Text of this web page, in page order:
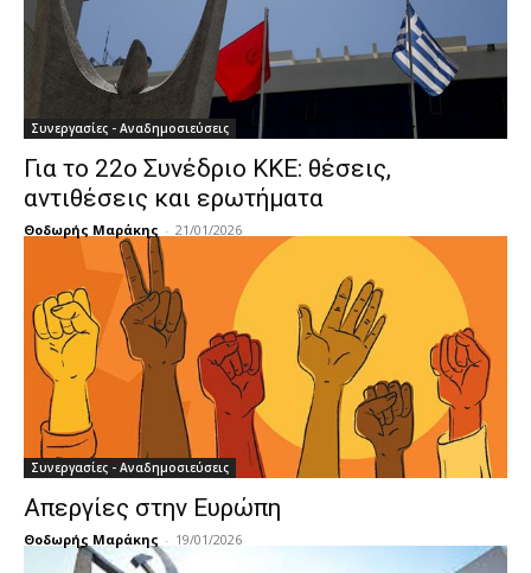
Συνεργασίες - Αναδημοσιεύσεις
Για το 22ο Συνέδριο ΚΚΕ: θέσεις,
αντιθέσεις και ερωτήματα
Θοδωρής Μαράκης - 21/01/2026
Συνεργασίες - Αναδημοσιεύσεις
Απεργίες στην Ευρώπη
Θοδωρής Μαράκης - 19/01/2026